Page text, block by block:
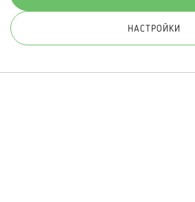
© 2026 Hippoland.net. Всички
НАСТРОЙКИ